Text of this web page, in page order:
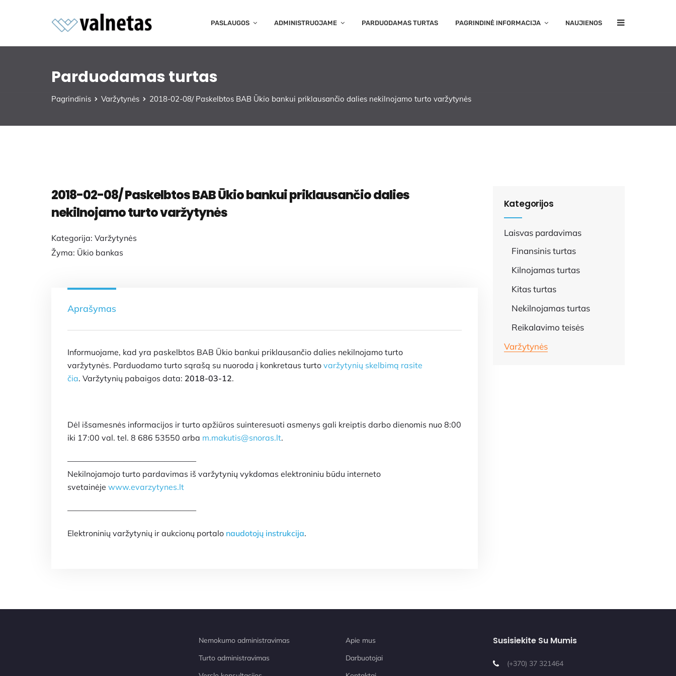
PASLAUGOS ADMINISTRUOJAME PARDUODAMAS TURTAS PAGRINDINĖ INFORMACIJA NAUJIENOS
Parduodamas turtas
Pagrindinis Varžytynės 2018-02-08/ Paskelbtos BAB Ūkio bankui priklausančio dalies nekilnojamo turto varžytynės
2018-02-08/ Paskelbtos BAB Ūkio bankui priklausančio dalies
nekilnojamo turto varžytynės
Kategorija: Varžytynės
Žyma: Ūkio bankas
Aprašymas
Informuojame, kad yra paskelbtos BAB Ūkio bankui priklausančio dalies nekilnojamo turto
varžytynės. Parduodamo turto sąrašą su nuoroda į konkretaus turto varžytynių skelbimą rasite
čia. Varžytynių pabaigos data: 2018-03-12.
Dėl išsamesnės informacijos ir turto apžiūros suinteresuoti asmenys gali kreiptis darbo dienomis nuo 8:00
iki 17:00 val. tel. 8 686 53550 arba m.makutis@snoras.lt.
————————————————
Nekilnojamojo turto pardavimas iš varžytynių vykdomas elektroniniu būdu interneto
svetainėje www.evarzytynes.lt
————————————————
Elektroninių varžytynių ir aukcionų portalo naudotojų instrukcija.
Kategorijos
Laisvas pardavimas
Finansinis turtas
Kilnojamas turtas
Kitas turtas
Nekilnojamas turtas
Reikalavimo teisės
Varžytynės
Nemokumo administravimas
Turto administravimas
Apie mus
Darbuotojai
Susisiekite Su Mumis
(+370) 37 321464